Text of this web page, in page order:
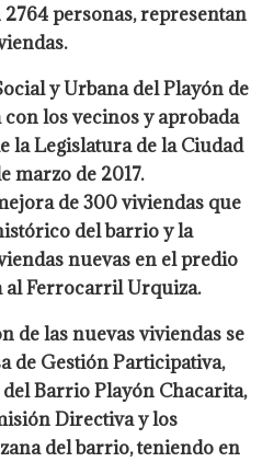
personas, representan
y Urbana del Playón de
los vecinos y aprobada
la Legislatura de la Ciudad
marzo de 2017.
de 300 viviendas que
del barrio y la
nuevas en el predio
al Ferrocarril Urquiza.
de las nuevas viviendas se
de Gestión Participativa,
Barrio Playón Chacarita,
Directiva y los
del barrio, teniendo en